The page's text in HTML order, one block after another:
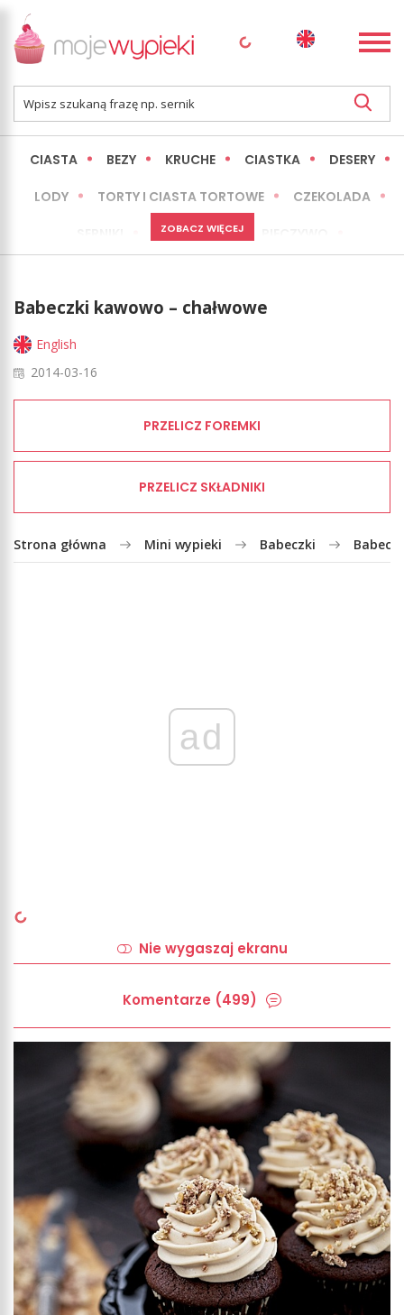
CIASTA BEZY KRUCHE CIASTKA DESERY
LODY TORTY I CIASTA TORTOWE CZEKOLADA
MINI WYPIEKI
LŻEJSZE / ZDROWSZE
ZOBACZ WIĘCEJ
Babeczki kawowo – chałwowe
English
2014-03-16
PRZELICZ FOREMKI
PRZELICZ SKŁADNIKI
Strona główna Mini wypieki Babeczki
ad
Nie wygaszaj ekranu
Komentarze (499)